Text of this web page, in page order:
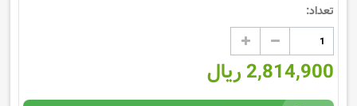
تعداد:
2,814,900 ریال